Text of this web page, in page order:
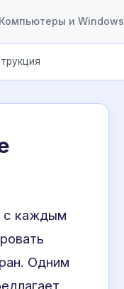
и Windows
с каждым
Одним